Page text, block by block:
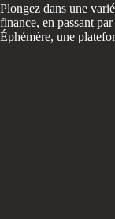
Plongez dans une
finance, en passant
Éphémère, une